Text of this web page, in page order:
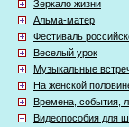
Зеркало жизни
Альма-матер
Фестиваль
Веселый урок
Музыкальные
На женской
Времена, события,
Видеопособия для